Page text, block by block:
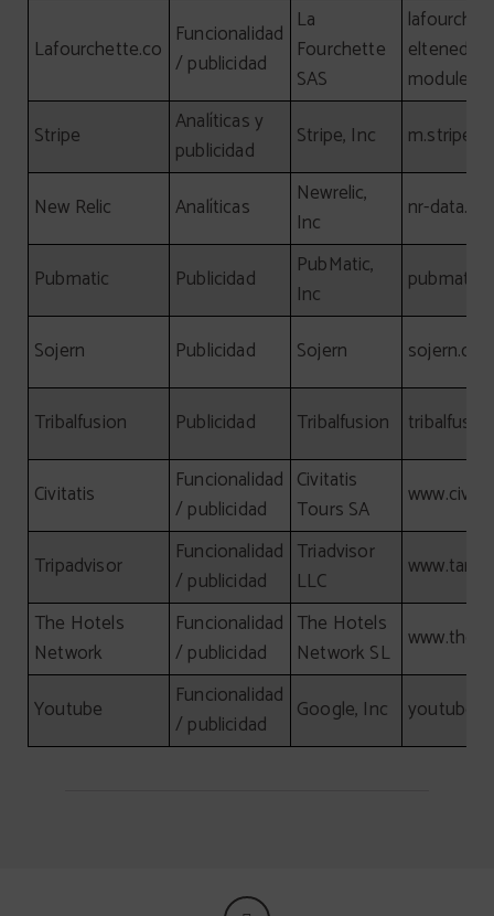
Lafourchette.co Funcionalidad
/ publicidad
La
Fourchette
SAS
Stripe
Analíticas y
publicidad
Stripe, Inc
New Relic Analíticas
Newrelic,
Inc
nr-data.net
Pubmatic Publicidad
PubMatic,
Inc
Sojern Publicidad Sojern
Tribalfusion Publicidad Tribalfusion
Civitatis
Funcionalidad
/ publicidad
Civitatis
Tours SA
Tripadvisor
Funcionalidad
/ publicidad
Triadvisor
LLC
The Hotels
Network
Funcionalidad
/ publicidad
The Hotels
Network SL
Youtube
Funcionalidad
/ publicidad
Google, Inc